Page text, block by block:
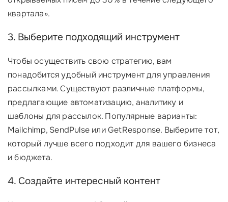
квартала».
3. Выберите подходящий инструмент
Чтобы осуществить свою стратегию, вам
понадобится удобный инструмент для управления
рассылками. Существуют различные платформы,
предлагающие автоматизацию, аналитику и
шаблоны для рассылок. Популярные варианты:
Mailchimp, SendPulse или GetResponse. Выберите тот,
который лучше всего подходит для вашего бизнеса
и бюджета.
4. Создайте интересный контент